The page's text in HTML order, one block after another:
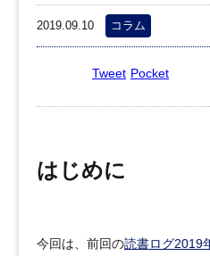
2019.09.10 コラム
Tweet Pocket
はじめに
今回は、前回の読書ログ2019